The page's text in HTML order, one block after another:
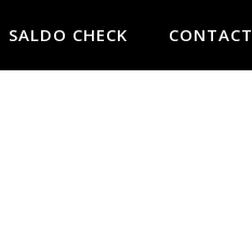
SALDO CHECK CONTACT